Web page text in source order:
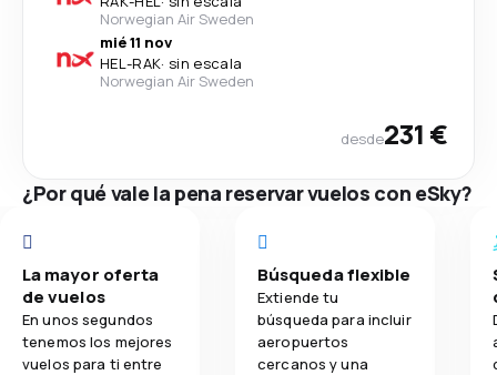
Norwegian Air Sweden
mié 11 nov
HEL-RAK· sin escala
Norwegian Air Sweden
desde231 €
¿Por qué vale la pena reservar vuelos con eSky?
La mayor oferta
de vuelos
En unos segundos
tenemos los mejores
vuelos para ti entre
Búsqueda flexible
Extiende tu
búsqueda para incluir
aeropuertos
cercanos y una